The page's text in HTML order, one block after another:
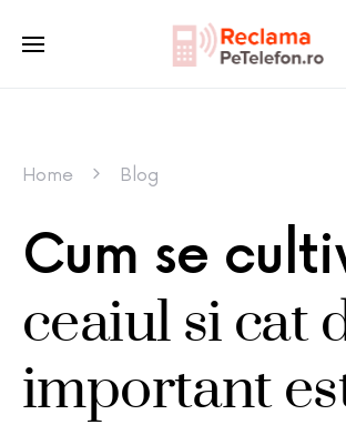
Home Blog
Cum se
ceaiul si cat
important